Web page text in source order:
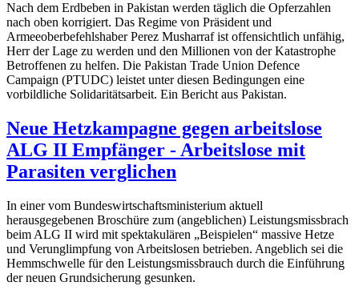
Nach dem Erdbeben in Pakistan werden täglich die Opferzahlen
nach oben korrigiert. Das Regime von Präsident und
Armeeoberbefehlshaber Perez Musharraf ist offensichtlich unfähig,
Herr der Lage zu werden und den Millionen von der Katastrophe
Betroffenen zu helfen. Die Pakistan Trade Union Defence
Campaign (PTUDC) leistet unter diesen Bedingungen eine
vorbildliche Solidaritätsarbeit. Ein Bericht aus Pakistan.
Neue Hetzkampagne gegen arbeitslose
ALG II Empfänger - Arbeitslose mit
Parasiten verglichen
In einer vom Bundeswirtschaftsministerium aktuell
herausgegebenen Broschüre zum (angeblichen) Leistungsmissbrach
beim ALG II wird mit spektakulären „Beispielen“ massive Hetze
und Verunglimpfung von Arbeitslosen betrieben. Angeblich sei die
Hemmschwelle für den Leistungsmissbrauch durch die Einführung
der neuen Grundsicherung gesunken.